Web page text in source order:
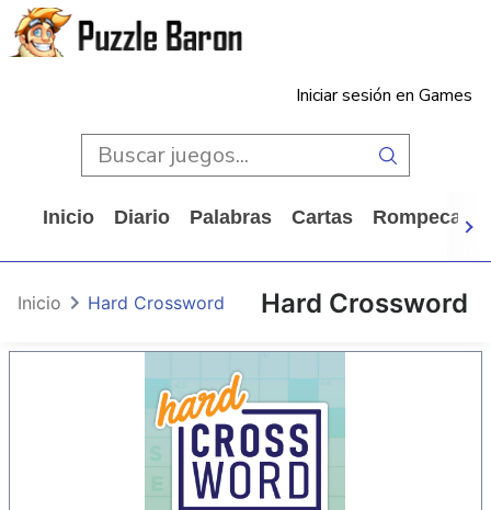
Iniciar sesión en Games
Inicio Diario Palabras Cartas
Hard Crossword
Inicio Hard Crossword